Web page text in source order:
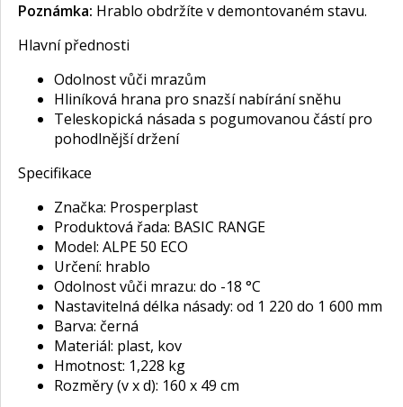
Poznámka: Hrablo obdržíte v demontovaném stavu.
Hlavní přednosti
Odolnost vůči mrazům
Hliníková hrana pro snazší nabírání sněhu
Teleskopická násada s pogumovanou částí pro
pohodlnější držení
Specifikace
Značka: Prosperplast
Produktová řada: BASIC RANGE
Model: ALPE 50 ECO
Určení: hrablo
Odolnost vůči mrazu: do -18 °C
Nastavitelná délka násady: od 1 220 do 1 600 mm
Barva: černá
Materiál: plast, kov
Hmotnost: 1,228 kg
Rozměry (v x d): 160 x 49 cm